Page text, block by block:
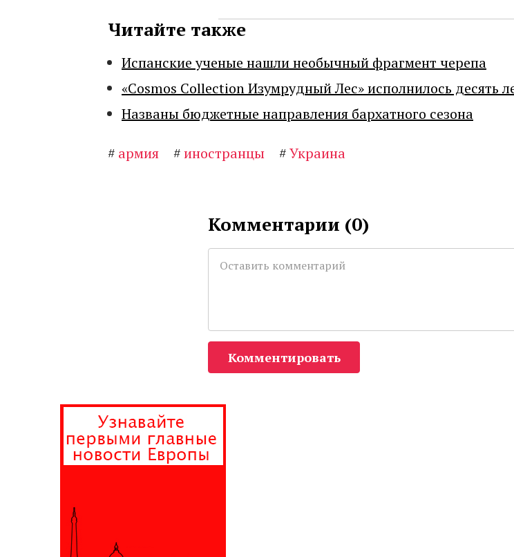
Читайте также
Испанские ученые нашли необычный фрагмент черепа
«Cosmos Collection Изумрудный Лес» исполнилось десять
Названы бюджетные направления бархатного сезона
# армия #иностранцы #Украина
Комментарии (0)
Комментировать